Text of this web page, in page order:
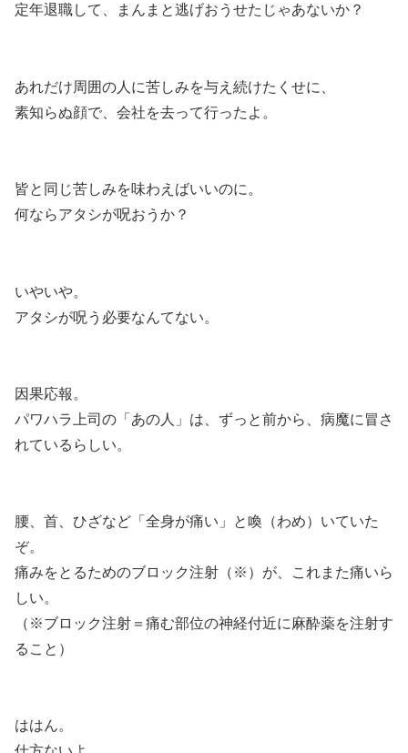
定年退職して、まんまと逃げおうせたじゃあないか？
あれだけ周囲の人に苦しみを与え続けたくせに、
素知らぬ顔で、会社を去って行ったよ。
皆と同じ苦しみを味わえばいいのに。
何ならアタシが呪おうか？
いやいや。
アタシが呪う必要なんてない。
因果応報。
パワハラ上司の「あの人」は、ずっと前から、病魔に冒さ
れているらしい。
腰、首、ひざなど「全身が痛い」と喚（わめ）いていた
ぞ。
痛みをとるためのブロック注射（※）が、これまた痛いら
しい。
（※ブロック注射＝痛む部位の神経付近に麻酔薬を注射す
ること）
ははん。